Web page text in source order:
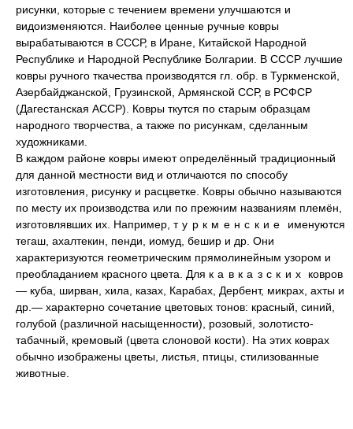
рисунки, которые с течением времени улучшаются и
видоизменяются. Наиболее ценные ручные ковры
вырабатываются в СССР, в Иране, Китайской Народной
Республике и Народной Республике Болгарии. В СССР лучшие
ковры ручного ткачества производятся гл. обр. в Туркменской,
Азербайджанской, Грузинской, Армянской ССР, в РСФСР
(Дагестанская АССР). Ковры ткутся по старым образцам
народного творчества, а также по рисункам, сделанным
художниками.
В каждом районе ковры имеют определённый традиционный
для данной местности вид и отличаются по способу
изготовления, рисунку и расцветке. Ковры обычно называются
по месту их производства или по прежним названиям племён,
изготовлявших их. Например, туркменские
именуются
тегаш, ахалтекин, пенди, иомуд, бешир и др. Они
характеризуются геометрическим прямолинейным узором и
преобладанием красного цвета. Для кавказских
ковров
— куба, ширван, хила, казах, Карабах, Дербент, микрах, ахты и
др.— характерно сочетание цветовых тонов: красный, синий,
голубой (различной насыщенности), розовый, золотисто-
табачный, кремовый (цвета слоновой кости). На этих коврах
обычно изображены цветы, листья, птицы, стилизованные
животные.